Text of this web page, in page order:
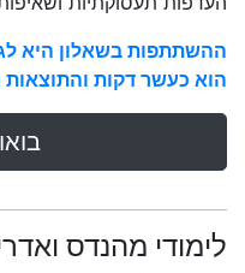
ההשתתפות בשאלון היא
הוא כעשר דקות והתוצאות
לימודי מהנדס